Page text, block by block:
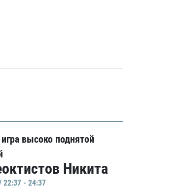
высоко поднятой
Никита
- 24:37